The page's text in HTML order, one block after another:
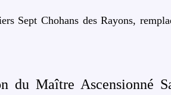
Sept Chohans des Rayons,
du Maître Ascensionné